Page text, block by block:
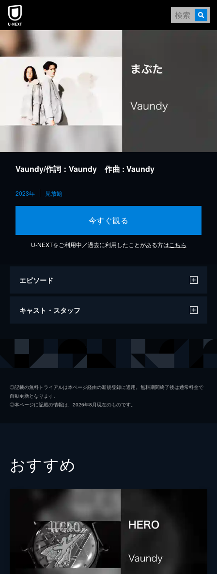
本文へスキップ
Vaundy/作詞：Vaundy 作曲 : Vaundy
2023年 見放題
今すぐ観る
U-NEXTをご利用中／過去に利用したことがある方は こちら
エピソード
まぶた
キャスト・スタッフ
◎記載の無料トライアルは本ページ経由の新規登録に適用。無料期間終了後は通常料金で
自動更新となります。
◎本ページに記載の情報は、2026年8月現在のものです。
おすすめ